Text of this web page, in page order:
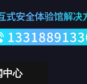
中心